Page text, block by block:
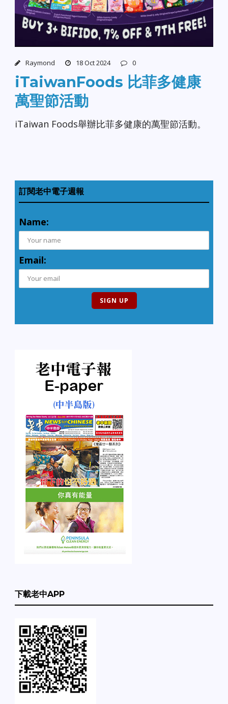
Raymond 18 Oct 2024 0
iTaiwanFoods 比菲多健康
萬聖節活動
iTaiwan Foods舉辦比菲多健康的萬聖節活動。
訂閱老中電子週報
Name:
Email:
下載老中APP